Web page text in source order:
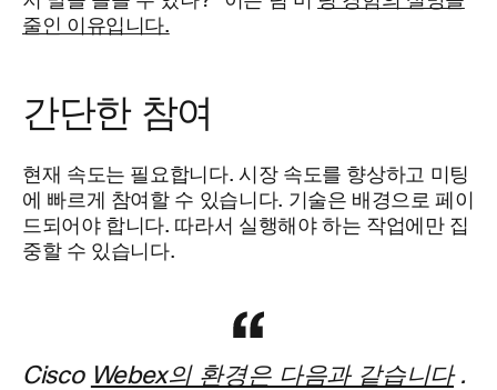
줄인 이유입니다.
간단한 참여
현재 속도는 필요합니다. 시장 속도를 향상하고 미팅
에 빠르게 참여할 수 있습니다. 기술은 배경으로 페이
드되어야 합니다. 따라서 실행해야 하는 작업에만 집
중할 수 있습니다.
Cisco Webex의 환경은 다음과 같습니다 .